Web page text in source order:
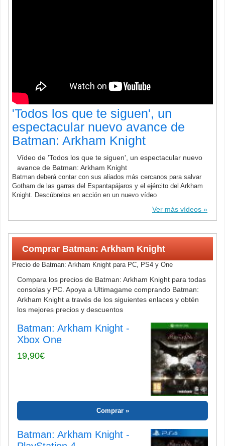
'Todos los que te siguen', un
espectacular nuevo avance de
Batman: Arkham Knight
Vídeo de 'Todos los que te siguen', un espectacular nuevo
avance de Batman: Arkham Knight
Batman deberá contar con sus aliados más cercanos para salvar
Gotham de las garras del Espantapájaros y el ejército del Arkham
Knight. Descúbrelos en acción en un nuevo vídeo
Ver más vídeos
Comprar Batman: Arkham Knight
Precio de Batman: Arkham Knight para PC, PS4 y One
Compara los precios de Batman: Arkham Knight para todas
consolas y PC. Apoya a Ultimagame comprando Batman:
Arkham Knight a través de los siguientes enlaces y obtén
los mejores precios y descuentos
Batman: Arkham Knight -
Xbox One
19,90€
Comprar
Batman: Arkham Knight -